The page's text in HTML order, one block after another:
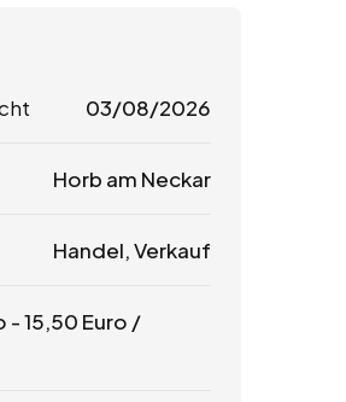
03/08/2026
Horb am Neckar
Handel, Verkauf
-15,50 Euro /